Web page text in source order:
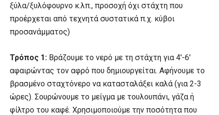
ξύλα/ξυλόφουρνο κ.λπ., προσοχή όχι στάχτη που
προέρχεται από τεχνητά συστατικά π.χ. κύβοι
προσανάμματος)
Τρόπος 1: Βράζουμε το νερό με τη στάχτη για 4′-6′
αφαιρώντας τον αφρό που δημιουργείται. Αφήνουμε το
βρασμένο σταχτόνερο να κατασταλάξει καλά (για 2-3
ώρες). Σουρώνουμε το μείγμα με τουλουπάνι, γάζα ή
φίλτρο του καφέ. Χρησιμοποιούμε την ποσότητα που